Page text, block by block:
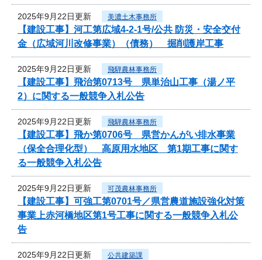
2025年9月22日更新 美濃土木事務所
【建設工事】河工第広域4-2-1号/公共 防災・安全交付
金（広域河川改修事業）（債務） 掘削護岸工事
2025年9月22日更新 飛騨農林事務所
【建設工事】飛治第0713号 県単治山工事（湯ノ平
2）に関する一般競争入札公告
2025年9月22日更新 飛騨農林事務所
【建設工事】飛か第0706号 県営かんがい排水事業
（保全合理化型） 高原用水地区 第1期工事に関す
る一般競争入札公告
2025年9月22日更新 可茂農林事務所
【建設工事】可強工第0701号／県営農道施設強化対策
事業上赤河橋地区第1号工事に関する一般競争入札公
告
2025年9月22日更新 公共建築課